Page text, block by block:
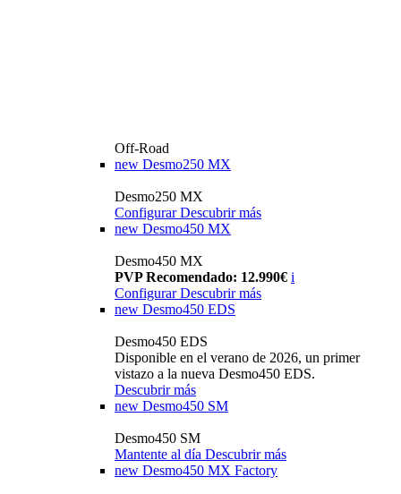
Off-Road
new Desmo250 MX
Desmo250 MX
Configurar Descubrir más
new Desmo450 MX
Desmo450 MX
PVP Recomendado: 12.990€ i
Configurar Descubrir más
new Desmo450 EDS
Desmo450 EDS
Disponible en el verano de 2026, un primer
vistazo a la nueva Desmo450 EDS.
Descubrir más
new Desmo450 SM
Desmo450 SM
Mantente al día Descubrir más
new Desmo450 MX Factory